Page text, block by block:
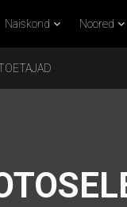
Naiskond Noored